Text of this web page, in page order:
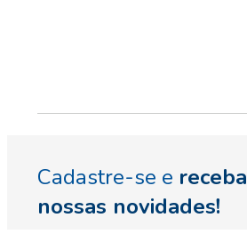
Cadastre-se e receba
nossas novidades!